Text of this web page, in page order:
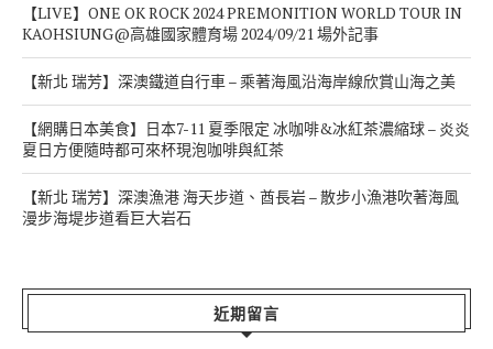
【LIVE】ONE OK ROCK 2024 PREMONITION WORLD TOUR IN
KAOHSIUNG@高雄國家體育場 2024/09/21 場外記事
【新北 瑞芳】深澳鐵道自行車 – 乘著海風沿海岸線欣賞山海之美
【網購日本美食】日本7-11 夏季限定 冰咖啡&冰紅茶濃縮球 – 炎炎
夏日方便隨時都可來杯現泡咖啡與紅茶
【新北 瑞芳】深澳漁港 海天步道、酋長岩 – 散步小漁港吹著海風
漫步海堤步道看巨大岩石
近期留言